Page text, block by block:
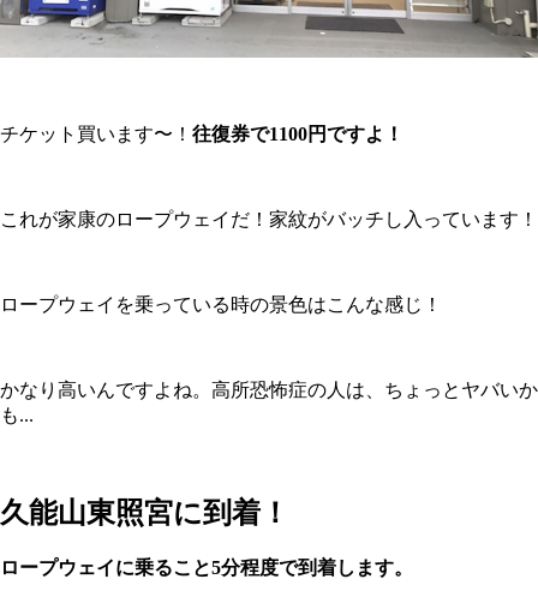
チケット買います〜！ 往復券で1100円ですよ！
これが家康のロープウェイだ！家紋がバッチし入っています！
ロープウェイを乗っている時の景色はこんな感じ！
かなり高いんですよね。高所恐怖症の人は、ちょっとヤバいか
も...
久能山東照宮に到着！
ロープウェイに乗ること5分程度で到着します。